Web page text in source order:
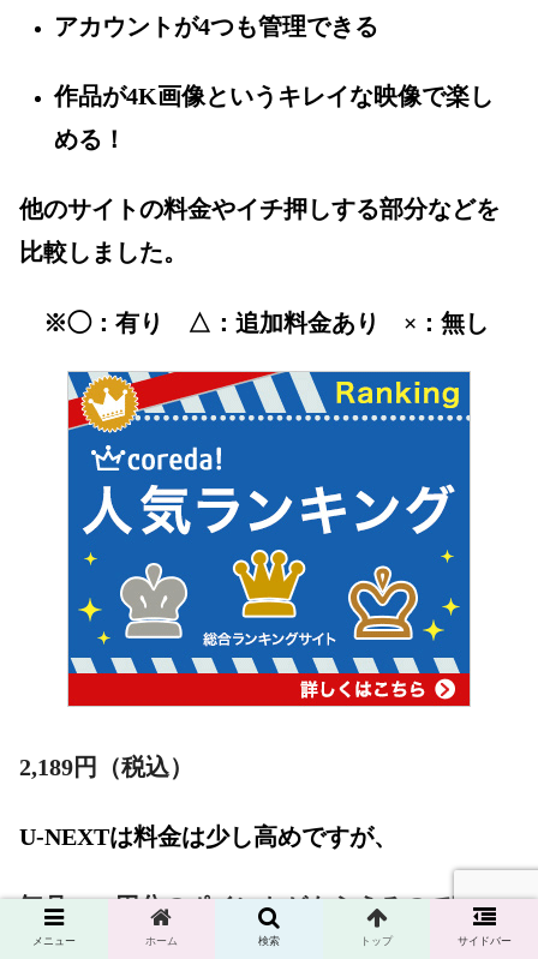
アカウントが4つも管理できる
作品が4K画像というキレイな映像で楽し
める！
他のサイトの料金やイチ押しする部分などを
比較しました。
※◯：有り △：追加料金あり ×：無し
2,189円（税込）
U-NEXTは料金は少し高めですが、
毎月1200円分のポイントがもらえるので実質
約1000円！
メニュー ホーム 検索 トップ サイドバー